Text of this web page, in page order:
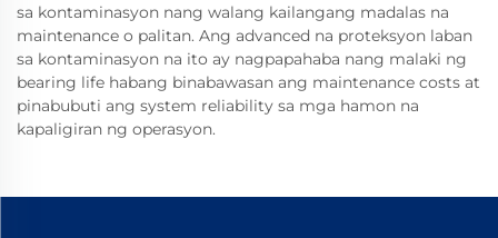
sa kontaminasyon nang walang kailangang madalas na
maintenance o palitan. Ang advanced na proteksyon laban
sa kontaminasyon na ito ay nagpapahaba nang malaki ng
bearing life habang binabawasan ang maintenance costs at
pinabubuti ang system reliability sa mga hamon na
kapaligiran ng operasyon.